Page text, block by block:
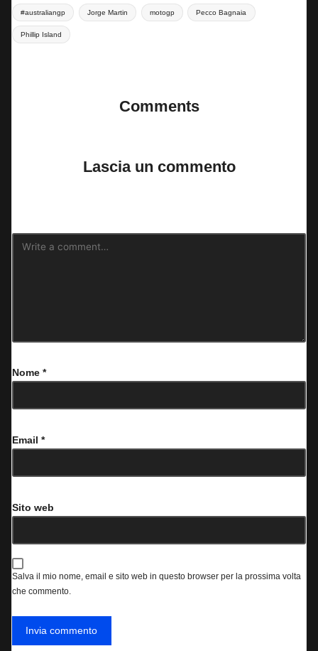
Tags:
#australiangp Jorge Martin motogp Pecco Bagnaia
Phillip Island
Comments
Lascia un commento
Nome *
Email *
Sito web
Salva il mio nome, email e sito web in questo browser per la prossima volta
che commento.